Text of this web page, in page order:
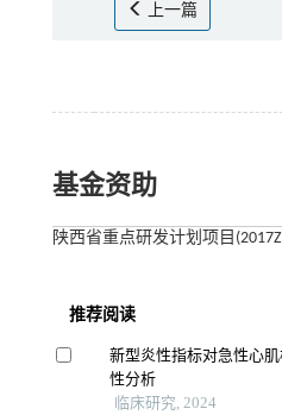
上一篇
基金资助
陕西省重点研发计划项目